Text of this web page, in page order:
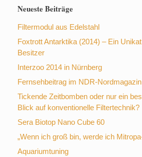
Neueste Beiträge
Filtermodul aus Edelstahl
Foxtrott Antarktika (2014) – Ein
Besitzer
Interzoo 2014 in Nürnberg
Fernsehbeitrag im NDR-Nordmagazin
Tickende Zeitbomben oder nur ein
Blick auf konventionelle Filtertechnik?
Sera Biotop Nano Cube 60
„Wenn ich groß bin, werde ich
Aquariumtuning